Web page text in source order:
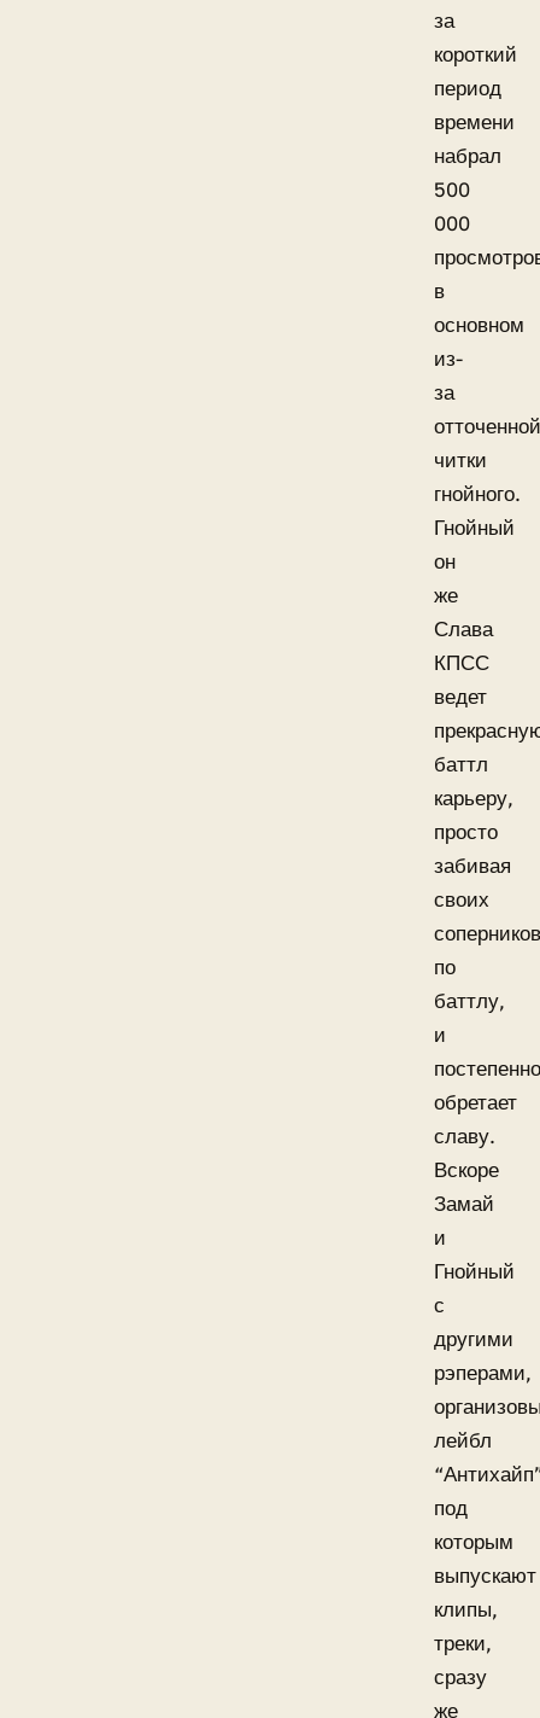
за
короткий
период
времени
набрал
500
000
в
основном
из-
за
отточенной
читки
гнойного.
Гнойный
он
же
Слава
КПСС
ведет
баттл
карьеру,
просто
забивая
своих
соперников
по
баттлу,
и
постепенно
обретает
славу.
Вскоре
Замай
и
Гнойный
с
другими
рэперами,
лейбл
под
которым
выпускают
клипы,
треки,
сразу
же